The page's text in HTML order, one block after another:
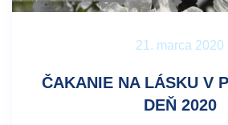
21. marca 2020
ČAKANIE NA LÁSKU V
DEŇ 2020